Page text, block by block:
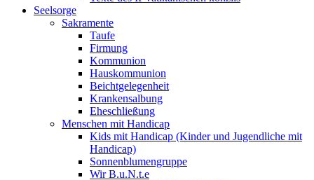
Seelsorge
Sakramente
Taufe
Firmung
Kommunion
Hauskommunion
Beichtgelegenheit
Krankensalbung
Eheschließung
Menschen mit Handicap
Kids mit Handicap (Kinder und Jugendliche mit
Handicap)
Sonnenblumengruppe
Wir B.u.N.t.e